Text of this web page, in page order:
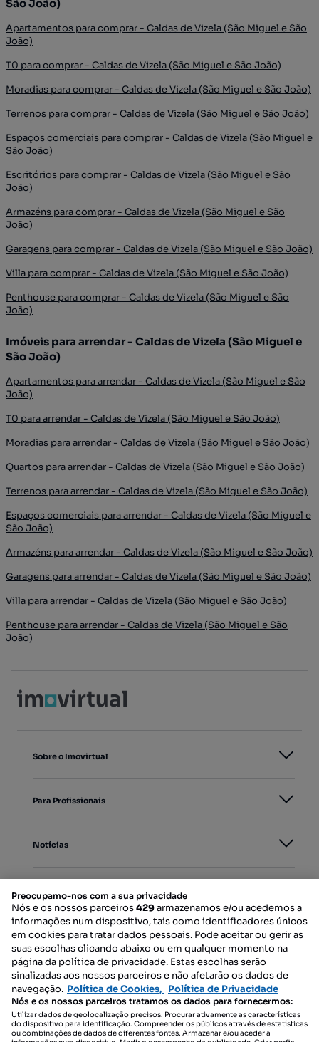
São João)
Apartamentos para comprar - Caldas de Vizela (São Miguel e São
João)
T0 para comprar - Caldas de Vizela (São Miguel e São João)
Moradias para comprar - Caldas de Vizela (São Miguel e São João)
Terrenos para comprar - Caldas de Vizela (São Miguel e São João)
Espaços comerciais para comprar - Caldas de Vizela (São Miguel e
São João)
Escritórios para comprar - Caldas de Vizela (São Miguel e São
João)
Armazéns para comprar - Caldas de Vizela (São Miguel e São
João)
Garagens para comprar - Caldas de Vizela (São Miguel e São João)
Villa para comprar - Caldas de Vizela (São Miguel e São João)
Penthouse para comprar - Caldas de Vizela (São Miguel e São
João)
Imóveis para arrendar - Caldas de Vizela (São Miguel e
São João)
Apartamentos para arrendar - Caldas de Vizela (São Miguel e São
João)
T0 para arrendar - Caldas de Vizela (São Miguel e São João)
Moradias para arrendar - Caldas de Vizela (São Miguel e São João)
Quartos para arrendar - Caldas de Vizela (São Miguel e São João)
Terrenos para arrendar - Caldas de Vizela (São Miguel e São João)
Espaços comerciais para arrendar - Caldas de Vizela (São Miguel e
São João)
Armazéns para arrendar - Caldas de Vizela (São Miguel e São João)
Garagens para arrendar - Caldas de Vizela (São Miguel e São João)
Villa para arrendar - Caldas de Vizela (São Miguel e São João)
Penthouse para arrendar - Caldas de Vizela (São Miguel e São
João)
Sobre o Imovirtual
Para Profissionais
Notícias
Mapa do Site
Contacte-nos
SIGA-NOS:
Preocupamo-nos com a sua privacidade
Nós e os nossos parceiros429armazenamos e/ou acedemos a
informações num dispositivo, tais como identificadores únicos
em cookies para tratar dados pessoais. Pode aceitar ou gerir as
suas escolhas clicando abaixo ou em qualquer momento na
página da política de privacidade. Estas escolhas serão
sinalizadas aos nossos parceiros e não afetarão os dados de
navegação. Política de Cookies, Política de Privacidade
Nós e os nossos parceiros tratamos os dados para fornecermos:
Utilizar dados de geolocalização precisos. Procurar ativamente as características
do dispositivo para identificação. Compreender os públicos através de estatísticas
ou combinações de dados de diferentes fontes. Armazenar e/ou aceder a